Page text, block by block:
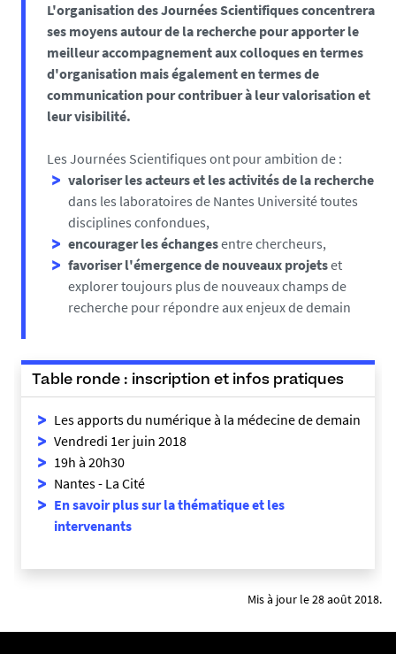
L'organisation des Journées Scientifiques concentrera
ses moyens autour de la recherche pour apporter le
meilleur accompagnement aux colloques en termes
d'organisation mais également en termes de
communication pour contribuer à leur valorisation et
leur visibilité.
Les Journées Scientifiques ont pour ambition de :
valoriser les acteurs et les activités de la recherche
dans les laboratoires de Nantes Université toutes
disciplines confondues,
encourager les échangesentre chercheurs,
favoriser l'émergence de nouveaux projetset
explorer toujours plus de nouveaux champs de
recherche pour répondre aux enjeux de demain
Table ronde : inscription et infos pratiques
Les apports du numérique à la médecine de demain
Vendredi 1er juin 2018
19h à 20h30
Nantes - La Cité
En savoir plus sur la thématique et les
intervenants
Mis à jour le 28 août 2018.